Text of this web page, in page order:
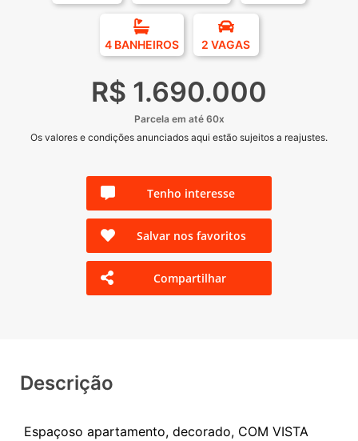
4 BANHEIROS 2 VAGAS
R$ 1.690.000
Parcela em até 60x
Os valores e condições anunciados aqui estão sujeitos a reajustes.
Tenho interesse
Salvar nos favoritos
Compartilhar
Descrição
Espaçoso apartamento, decorado, COM VISTA